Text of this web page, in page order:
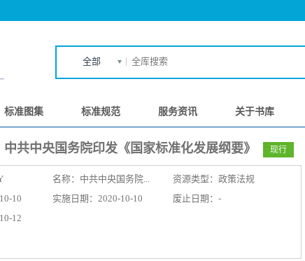
全部
标准图集 标准规范 服务资讯 关于书库
共中央国务院印发《国家标准化发展纲要》 现行
名称： 中共中央国务院...
资源类型：政策法规
10
实施日期：2020-10-10
废止日期：-
12